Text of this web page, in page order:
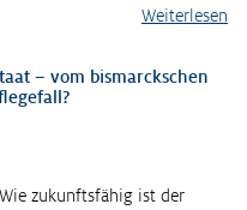
Weiterlesen
– vom bismarckschen
zukunftsfähig ist der